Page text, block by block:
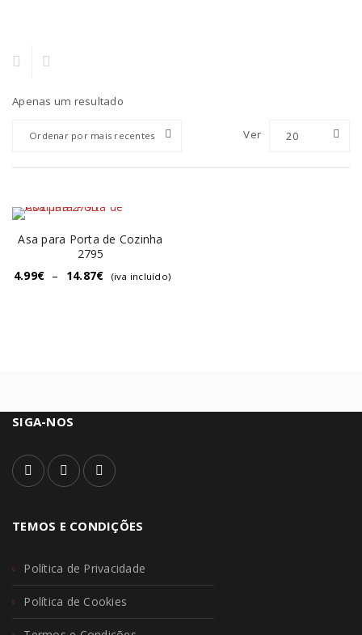
Apenas um resultado
Ordenar por mais recentes Ver 20
Asa para Porta de Cozinha
2795
4.99€ – 14.87€ (iva incluído)
SIGA-NOS
TEMOS E CONDIÇÕES
Política de Privacidade
Política de Cookies